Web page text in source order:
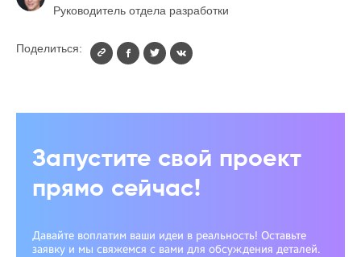
Руководитель отдела разработки
Поделиться:
Запустите свой проект
прямо сейчас!
Давайте воплатим ваши идеи в реальность! Оставьте
заявку и мы свяжемся с вами для обсуждения деталей.